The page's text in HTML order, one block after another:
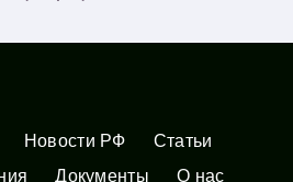
Новости РФ
Статьи
Документы О нас